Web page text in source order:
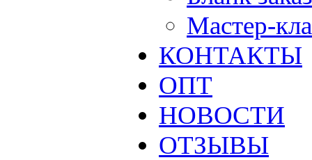
Мастер-
КОНТАКТЫ
ОПТ
НОВОСТИ
ОТЗЫВЫ